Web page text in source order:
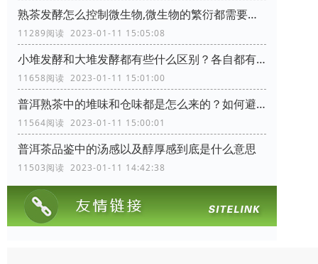
熟茶发酵怎么控制微生物,微生物的繁衍都需要些什么条件
11289阅读 2023-01-11 15:05:08
小堆发酵和大堆发酵都有些什么区别？各自都有些什么优缺点
11658阅读 2023-01-11 15:01:00
普洱熟茶中的堆味和仓味都是怎么来的？如何避免？
11564阅读 2023-01-11 15:00:01
普洱茶品鉴中的汤感以及醇厚感到底是什么意思
11503阅读 2023-01-11 14:42:38